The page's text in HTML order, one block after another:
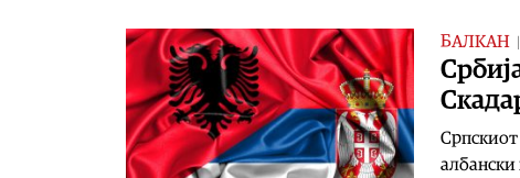
БАЛКАН |
албански